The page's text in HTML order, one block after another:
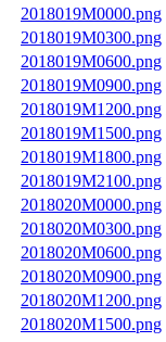
2018019M0000.png
2018019M0300.png
2018019M0600.png
2018019M0900.png
2018019M1200.png
2018019M1500.png
2018019M1800.png
2018019M2100.png
2018020M0000.png
2018020M0300.png
2018020M0600.png
2018020M0900.png
2018020M1200.png
2018020M1500.png